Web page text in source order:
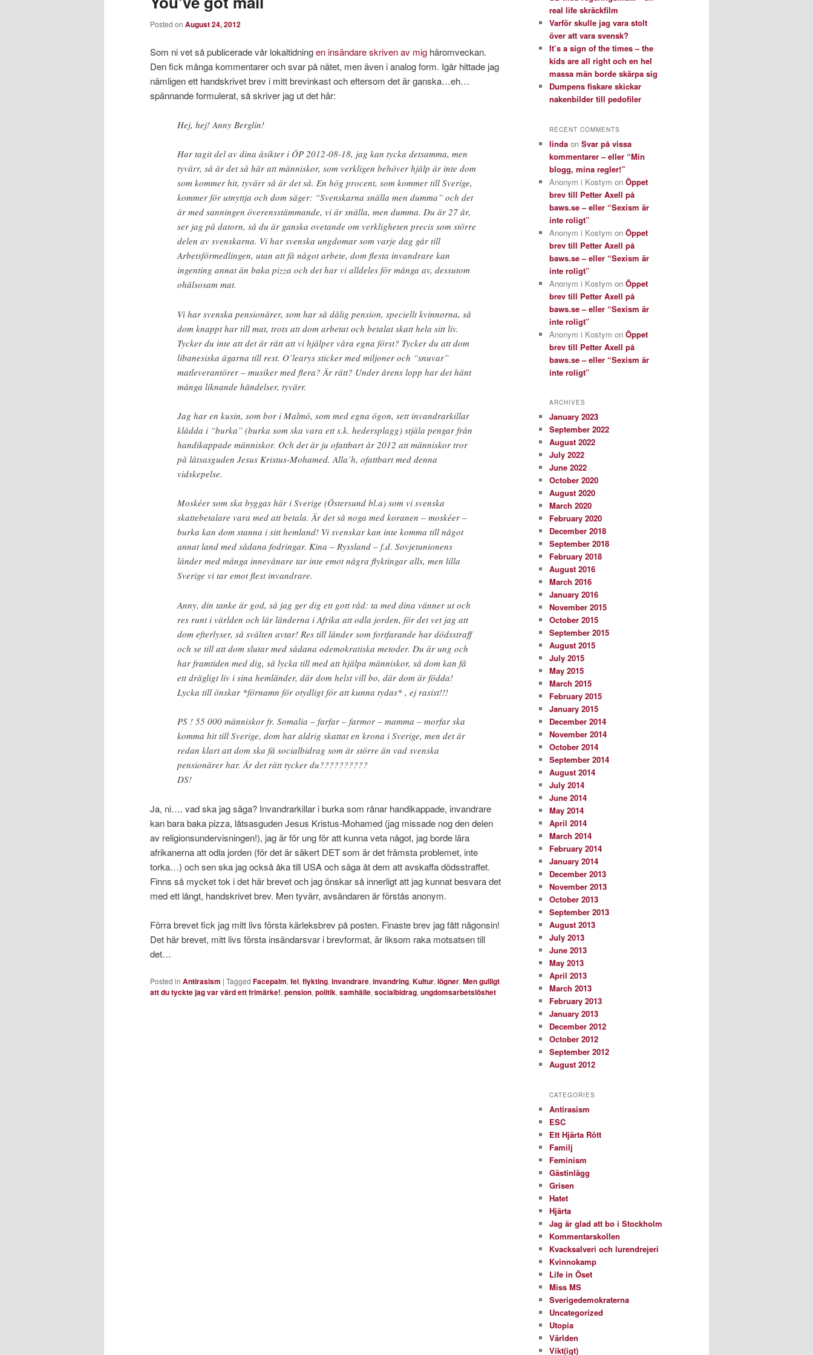
Posted on August 24, 2012
Som ni vet så publicerade vår lokaltidningen insändare skriven av mig häromveckan.
Den fick många kommentarer och svar på nätet, men även i analog form. Igår hittade jag
nämligen ett handskrivet brev i mitt brevinkast och eftersom det är ganska…eh…
spännande formulerat, så skriver jag ut det här:
Hej, hej! Anny Berglin!
Har tagit del av dina åsikter i ÖP 2012-08-18, jag kan tycka detsamma, men
tyvärr, så är det så här att människor, som verkligen behöver hjälp är inte dom
som kommer hit, tyvärr så är det så. En hög procent, som kommer till Sverige,
kommer för utnyttja och dom säger: “Svenskarna snälla men dumma” och det
är med sanningen överensstämmande, vi är snälla, men dumma. Du är 27 år,
ser jag på datorn, så du är ganska ovetande om verkligheten precis som större
delen av svenskarna. Vi har svenska ungdomar som varje dag går till
Arbetsförmedlingen, utan att få något arbete, dom flesta invandrare kan
ingenting annat än baka pizza och det har vi alldeles för många av, dessutom
ohälsosam mat.
Vi har svenska pensionärer, som har så dålig pension, speciellt kvinnorna, så
dom knappt har till mat, trots att dom arbetat och betalat skatt hela sitt liv.
Tycker du inte att det är rätt att vi hjälper våra egna först? Tycker du att dom
libanesiska ägarna till rest. O’learys sticker med miljoner och “snuvar”
matleverantörer – musiker med flera? Är rätt? Under årens lopp har det hänt
många liknande händelser, tyvärr.
Jag har en kusin, som bor i Malmö, som med egna ögon, sett invandrarkillar
klädda i “burka” (burka som ska vara ett s.k. hedersplagg) stjäla pengar från
handikappade människor. Och det är ju ofattbart år 2012 att människor tror
på låtsasguden Jesus Kristus-Mohamed. Alla’h, ofattbart med denna
vidskepelse.
Moskéer som ska byggas här i Sverige (Östersund bl.a) som vi svenska
skattebetalare vara med att betala. Är det så noga med koranen – moskéer –
burka kan dom stanna i sitt hemland! Vi svenskar kan inte komma till något
annat land med sådana fodringar. Kina – Ryssland – f.d. Sovjetunionens
länder med många innevånare tar inte emot några flyktingar alls, men lilla
Sverige vi tar emot flest invandrare.
Anny, din tanke är god, så jag ger dig ett gott råd: ta med dina vänner ut och
res runt i världen och lär länderna i Afrika att odla jorden, för det vet jag att
dom efterlyser, så svälten avtar! Res till länder som fortfarande har dödsstraff
och se till att dom slutar med sådana odemokratiska metoder. Du är ung och
har framtiden med dig, så lycka till med att hjälpa människor, så dom kan få
ett drägligt liv i sina hemländer, där dom helst vill bo, där dom är födda!
Lycka till önskar *förnamn för otydligt för att kunna tydas* , ej rasist!!!
PS ! 55 000 människor fr. Somalia – farfar – farmor – mamma – morfar ska
komma hit till Sverige, dom har aldrig skattat en krona i Sverige, men det är
redan klart att dom ska få socialbidrag som är större än vad svenska
pensionärer har. Är det rätt tycker du??????????
DS!
Ja, ni…. vad ska jag säga? Invandrarkillar i burka som rånar handikappade, invandrare
kan bara baka pizza, låtsasguden Jesus Kristus-Mohamed (jag missade nog den delen
av religionsundervisningen!), jag är för ung för att kunna veta något, jag borde lära
afrikanerna att odla jorden (för det är säkert DET som är det främsta problemet, inte
torka…) och sen ska jag också åka till USA och säga åt dem att avskaffa dödsstraffet.
Finns så mycket tok i det här brevet och jag önskar så innerligt att jag kunnat besvara det
med ett långt, handskrivet brev. Men tyvärr, avsändaren är förstås anonym.
Förra brevet fick jag mitt livs första kärleksbrev på posten. Finaste brev jag fått någonsin!
Det här brevet, mitt livs första insändarsvar i brevformat, är liksom raka motsatsen till
det…
Posted in Antirasism | Tagged Facepalm, fel, flykting, invandrare, invandring, Kultur, lögner, Men gulligt
att du tyckte jag var värd ett frimärke!, pension, politik, samhälle, socialbidrag, ungdomsarbetslöshet
real life skräckfilm
Varför skulle jag vara stolt
över att vara svensk?
It’s a sign of the times – the
kids are all right och en hel
massa män borde skärpa sig
Dumpens fiskare skickar
nakenbilder till pedofiler
RECENT COMMENTS
linda on Svar på vissa
kommentarer – eller “Min
blogg, mina regler!”
Anonym i Kostym on Öppet
brev till Petter Axell på
baws.se – eller “Sexism är
inte roligt”
Anonym i Kostym on Öppet
brev till Petter Axell på
baws.se – eller “Sexism är
inte roligt”
Anonym i Kostym on Öppet
brev till Petter Axell på
baws.se – eller “Sexism är
inte roligt”
Anonym i Kostym on Öppet
brev till Petter Axell på
baws.se – eller “Sexism är
inte roligt”
ARCHIVES
January 2023
September 2022
August 2022
July 2022
June 2022
October 2020
August 2020
March 2020
February 2020
December 2018
September 2018
February 2018
August 2016
March 2016
January 2016
November 2015
October 2015
September 2015
August 2015
July 2015
May 2015
March 2015
February 2015
January 2015
December 2014
November 2014
October 2014
September 2014
August 2014
July 2014
June 2014
May 2014
April 2014
March 2014
February 2014
January 2014
December 2013
November 2013
October 2013
September 2013
August 2013
July 2013
June 2013
May 2013
April 2013
March 2013
February 2013
January 2013
December 2012
October 2012
September 2012
August 2012
CATEGORIES
Antirasism
ESC
Ett Hjärta Rött
Familj
Feminism
Gästinlägg
Grisen
Hatet
Hjärta
Jag är glad att bo i Stockholm
Kommentarskollen
Kvacksalveri och lurendrejeri
Kvinnokamp
Life in Öset
Miss MS
Sverigedemokraterna
Uncategorized
Utopia
Världen
Vikt(igt)